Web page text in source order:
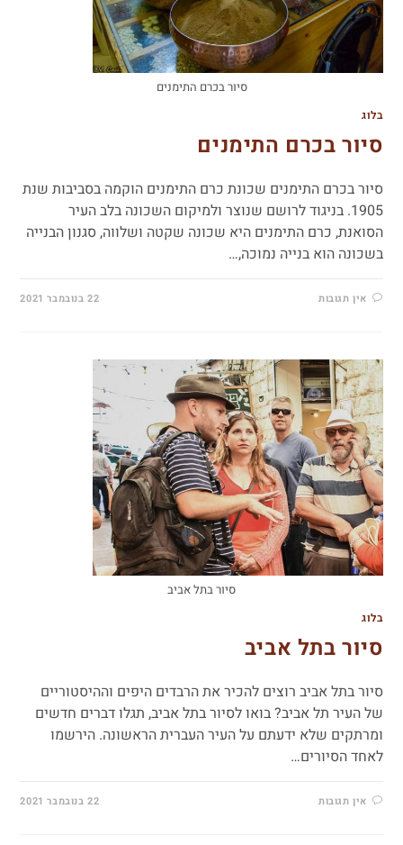
סיור בכרם התימנים
בלוג
סיור בכרם התימנים
סיור בכרם התימנים שכונת כרם התימנים הוקמה בסביבות שנת
1905. בניגוד לרושם שנוצר ולמיקום השכונה בלב העיר
הסואנת, כרם התימנים היא שכונה שקטה ושלווה, סגנון הבנייה
בשכונה הוא בנייה נמוכה,…
אין תגובות 22 בנובמבר 2021
סיור בתל אביב
בלוג
סיור בתל אביב
סיור בתל אביב רוצים להכיר את הרבדים היפים וההיסטוריים
של העיר תל אביב? בואו לסיור בתל אביב, תגלו דברים חדשים
ומרתקים שלא ידעתם על העיר העברית הראשונה. הירשמו
לאחד הסיורים…
אין תגובות 22 בנובמבר 2021